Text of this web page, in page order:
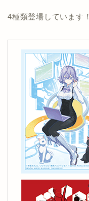
4種類登場しています！